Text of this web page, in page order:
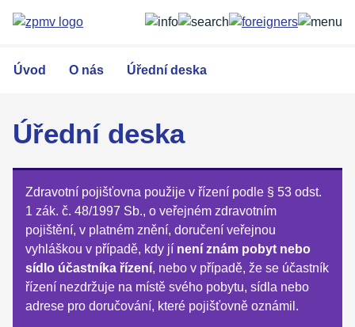
obsahu
Úvod O nás Úřední deska
Úřední deska
Zdravotní pojišťovna použije v řízení podle § 53 odst.
1 zák. č. 48/1997 Sb., o veřejném zdravotním
pojištění, v platném znění, doručení veřejnou
vyhláškou v případě, kdy jí není znám pobyt nebo
sídlo účastníka řízení, nebo v případě, že se účastník
řízení nezdržuje na místě svého pobytu, sídla nebo
adrese pro doručování, které pojišťovně oznámil.